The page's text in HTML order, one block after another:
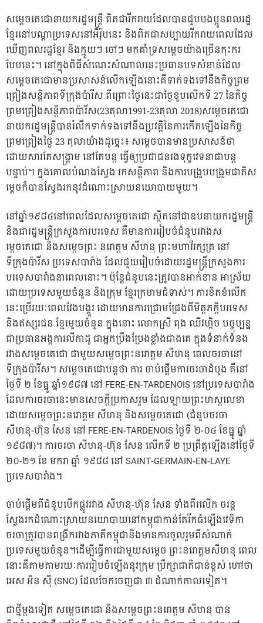
សម្តេចតេជោនាយករដ្ឋមន្ត្រី​ ពិតជារីករាយដែលបានជួបបងប្អូនពលរដ្ឋ
ខ្មែរនៅបណ្តាប្រទេសនៅអឺរ៉ុបនេះ និងពិតជាសប្បាយរីករាយពេលដែល
ឃើញពលរដ្ឋខ្មែរ និងក្មួយៗ ចៅៗ មកគាំទ្រសម្តេចយ៉ាងច្រើនកុះករ
បែបនេះ។​ នៅក្នុងពិធីសំណេះសំណាលនេះប្រធានបទសំខាន់ដែល
សម្ដេចតេជោមានប្រសាសន៍លើកឡើងនោះគឺទាក់ទងទៅនឹងកិច្ចព្រម
ព្រៀងសន្តិភាពទីក្រុងប៉ារីស ពីព្រោះថ្ងៃនេះជាថ្ងៃខួបលើកទី 27 នៃកិច្ច
ព្រមព្រៀងសន្តិភាពប៉ារីស(23តុលា1991-23តុលា 2018)សម្តេចតេជោ​
នាយករដ្ឋមន្ត្រីបានរំលឹកទាក់ទងទៅនឹងប្រវត្តិនៃការកើតឡើងនៃកិច្ច
ព្រមព្រៀងថ្ងៃ 23 តុលាយ៉ាងដូច្នេះ៖ សម្តេចបានមានប្រសាសន៍ថា
ដោយសារតែសង្គ្រាម នៅតែបន្ត ធ្វើឲ្យប្រជាជនរងទុក្ខវេទនាជាបន្ត
បន្ទាប់។ ក្នុងគោលបំណងស្វែង រកសន្តិភាព និងការបង្រួបបង្រួមជាតិស
ម្តេចក៏បានស្វែងរកនូវដំណោះស្រាយនយោបាយមួយ។
នៅឆ្នាំ១៩៨៤នៅពេលដែលសម្តេចតេជោ​ ស្ថិតនៅជាឧបនាយករដ្ឋមន្រ្តី
និងជារដ្ឋមន្រ្តីក្រសួងការបរទេស គឺមានការរៀបចំជំនួបរវាងស
ម្តេចតេជោ និងសម្តេច​ព្រះ នរោត្តម សីហនុ ព្រះ​មហា​វីរក្សត្រ​ នៅ
ទីក្រុងប៉ារីស ប្រទេសបារាំង ដែលជួយរៀបចំដោយរដ្ឋមន្រ្តីក្រសួងការ
បរទេសបារាំងនាពេលនោះ។​ ប៉ុន្តែជំនួបនេះត្រូវបានអាក់ខាន អាស្រ័យ
ដោយប្រទេសមួយចំនួន និងក្រុម ខ្មែរក្រហមជំទាស់។ ការខិតខំលើក
នេះប្រើរយៈពេលវែងបង្គួរ ដោយមានការជ្រោមជ្រែងពីមិត្តភក្តិបរទេស
និងឥស្សរជន ខ្មែរមួយចំនួន ក្នុងនោះ លោកស្រី ពុង ឈីវហ្កិច បច្ចុប្បន្ន
ជាប្រធានអង្គការលីកាដូ ជាអ្នកប្រឹងប្រែងខ្លាំងជាងគេ ក្នុងទំនាក់ទំនង
រវាងសម្តេចតេជោ ជាមួយសម្តេចព្រះនរោត្តម សីហនុ ពេលចរចានៅ
ទីក្រុងប៉ារីស។ សម្តេចតេជោបន្តថា ការ ចាប់ផ្តើមការចរចាដំបូង គឺនៅ
ថ្ងៃទី ២ ខែធ្នូ ឆ្នាំ១៩៨៧ នៅ FERE-EN-TARDENOIS នៅប្រទេសបារាំង
ដែលការចរចានេះមានសេចក្តីប្រកាសរួម ដែលឡាយព្រះហស្តលេខា
ដោយសម្តេចព្រះនរោត្តម សីហនុ និងសម្តេចតេជោ (ជំនួបចរចា
សីហនុ-ហ៊ុន សែន នៅ FERE-EN-TARDENOIS ថ្ងៃទី ២-០៤ ខែធ្នូ ឆ្នាំ
១៩៨៧)។ ការចរចា សីហនុ-ហ៊ុន សែន លើកទី ២ ប្រព្រឹត្តឡើងនៅថ្ងៃទី
២០-២១ ខែ មករា ឆ្នាំ ១៩៨៨ នៅ SAINT-GERMAIN-EN-LAYE
ប្រទេសបារាំង។
ចាប់ផ្តើមពីជំនួបបើកផ្លូវរវាង សីហនុ-ហ៊ុន សែន ទាំងពីរលើក ចរន្ត
ស្វែងរកដំណោះស្រាយនយោបាយនៅកម្ពុជាកាន់តែរីកធំឡើងវេទិកា
ចរចាត្រូវបានពង្រីករវាងភាគីកម្ពុជានិងមានការចូលរួមពីសំណាក់
ប្រទេសមួយចំនូន។ដើម្បីធ្វើការជាមួយសម្តេច ព្រះនរោត្តមសីហនុ ពេល
នោះគឺតាមតាមរយៈការរៀបចំឡើងនូវក្រុម ប្រឹក្សាជាតិជាន់ខ្ពស់ ហៅថា
អេស អិន ស៊ី (SNC) ដែលចែកចេញជា ៣ ដំណាក់កាលទៀត។
ជាថ្មីម្តងទៀត សម្តេចតេជោ និងសម្តេចព្រះនរោត្តម សីហនុ បាន